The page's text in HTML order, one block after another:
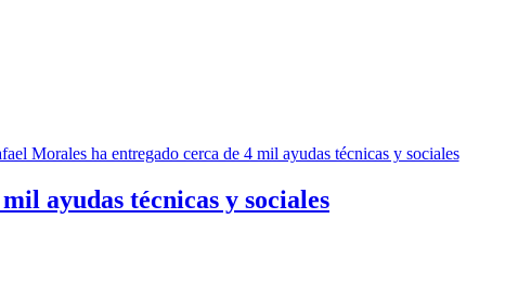
ayudas técnicas y sociales